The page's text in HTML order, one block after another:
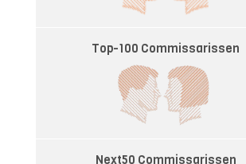
Top-100 Commissarissen
Next50 Commissarissen